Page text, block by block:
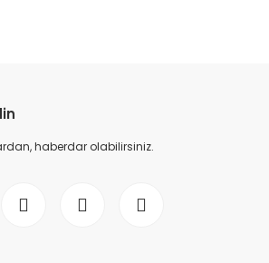
haberdar olabilirsiniz.